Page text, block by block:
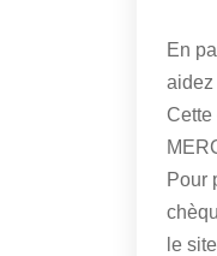
En
aidez
Cette
Pour
le